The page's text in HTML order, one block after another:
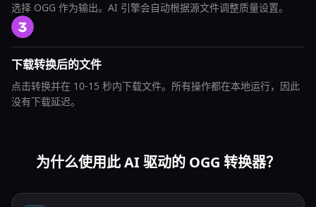
选择 OGG 作为输出。AI 引擎会自动根据源文件调整质量设置。
下载转换后的文件
点击转换并在 10-15 秒内下载文件。所有操作都在本地运行，因此
没有下载延迟。
为什么使用此 AI 驱动的 OGG 转换器？